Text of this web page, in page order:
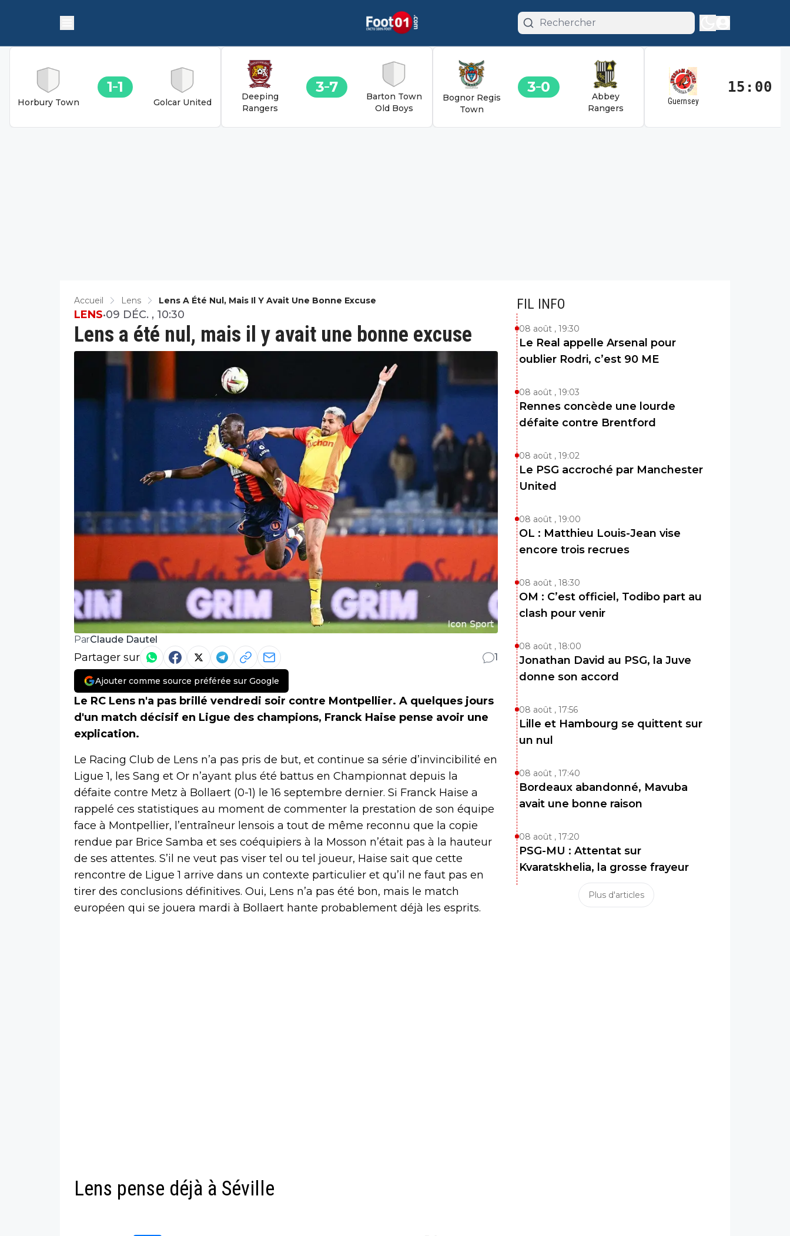
Horbury Town
1 1
Golcar United
Deeping
Rangers
3 7
Barton Town
Old Boys
Bognor Regis
Town
3 0
Abbey
Rangers
Guernsey
15:00
Accueil Lens Lens A Été Nul, Mais Il Y Avait Une Bonne Excuse
Lens a été nul, mais il y avait une bonne excuse
LENS•09 DÉC. , 10:30
ParClaude Dautel
Partager sur 1
Ajouter comme source préférée sur Google
Le RC Lens n'a pas brillé vendredi soir contre Montpellier. A quelques jours
d'un match décisif en Ligue des champions, Franck Haise pense avoir une
explication.
Le Racing Club de Lens n’a pas pris de but, et continue sa série d’invincibilité en
Ligue 1, les Sang et Or n’ayant plus été battus en Championnat depuis la
défaite contre Metz à Bollaert (0-1) le 16 septembre dernier. Si Franck Haise a
rappelé ces statistiques au moment de commenter la prestation de son équipe
face à Montpellier, l’entraîneur lensois a tout de même reconnu que la copie
rendue par Brice Samba et ses coéquipiers à la Mosson n’était pas à la hauteur
de ses attentes. S’il ne veut pas viser tel ou tel joueur, Haise sait que cette
rencontre de Ligue 1 arrive dans un contexte particulier et qu’il ne faut pas en
tirer des conclusions définitives. Oui, Lens n’a pas été bon, mais le match
européen qui se jouera mardi à Bollaert hante probablement déjà les esprits.
Lens pense déjà à Séville
FIL INFO
08 août , 19:30
Le Real appelle Arsenal pour
oublier Rodri, c’est 90 ME
08 août , 19:03
Rennes concède une lourde
défaite contre Brentford
08 août , 19:02
Le PSG accroché par Manchester
United
08 août , 19:00
OL : Matthieu Louis-Jean vise
encore trois recrues
08 août , 18:30
OM : C’est officiel, Todibo part au
clash pour venir
08 août , 18:00
Jonathan David au PSG, la Juve
donne son accord
08 août , 17:56
Lille et Hambourg se quittent sur
un nul
08 août , 17:40
Bordeaux abandonné, Mavuba
avait une bonne raison
08 août , 17:20
PSG-MU : Attentat sur
Kvaratskhelia, la grosse frayeur
Plus d'articles